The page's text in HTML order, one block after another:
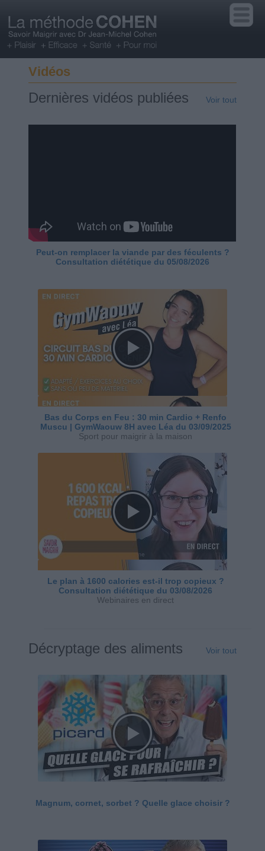
Vidéos
Dernières vidéos publiées Voir tout
Peut-on remplacer la viande par des féculents ?
Consultation diététique du 05/08/2026
Bas du Corps en Feu : 30 min Cardio + Renfo
Muscu | GymWaouw 8H avec Léa du 03/09/2025
Sport pour maigrir à la maison
Le plan à 1600 calories est-il trop copieux ?
Consultation diététique du 03/08/2026
Webinaires en direct
Décryptage des aliments Voir tout
Magnum, cornet, sorbet ? Quelle glace choisir ?